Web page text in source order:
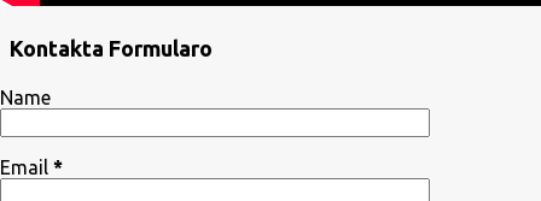
Kontakta Formularo
Name
Email *